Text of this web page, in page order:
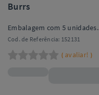
Burrs
Embalagem com 5 unidades.
Cod. de Referência: 152131
( avaliar! )